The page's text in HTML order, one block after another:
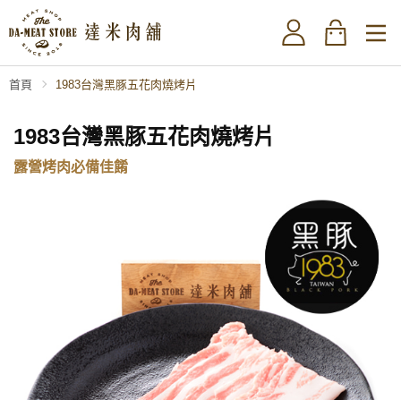
首頁 1983台灣黑豚五花肉燒烤片
1983台灣黑豚五花肉燒烤片
露營烤肉必備佳餚